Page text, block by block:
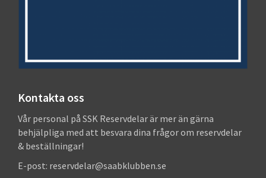
Kontakta oss
Vår personal på SSK Reservdelar är mer än gärna
behjälpliga med att besvara dina frågor om reservdelar
& beställningar!
E-post: reservdelar@saabklubben.se